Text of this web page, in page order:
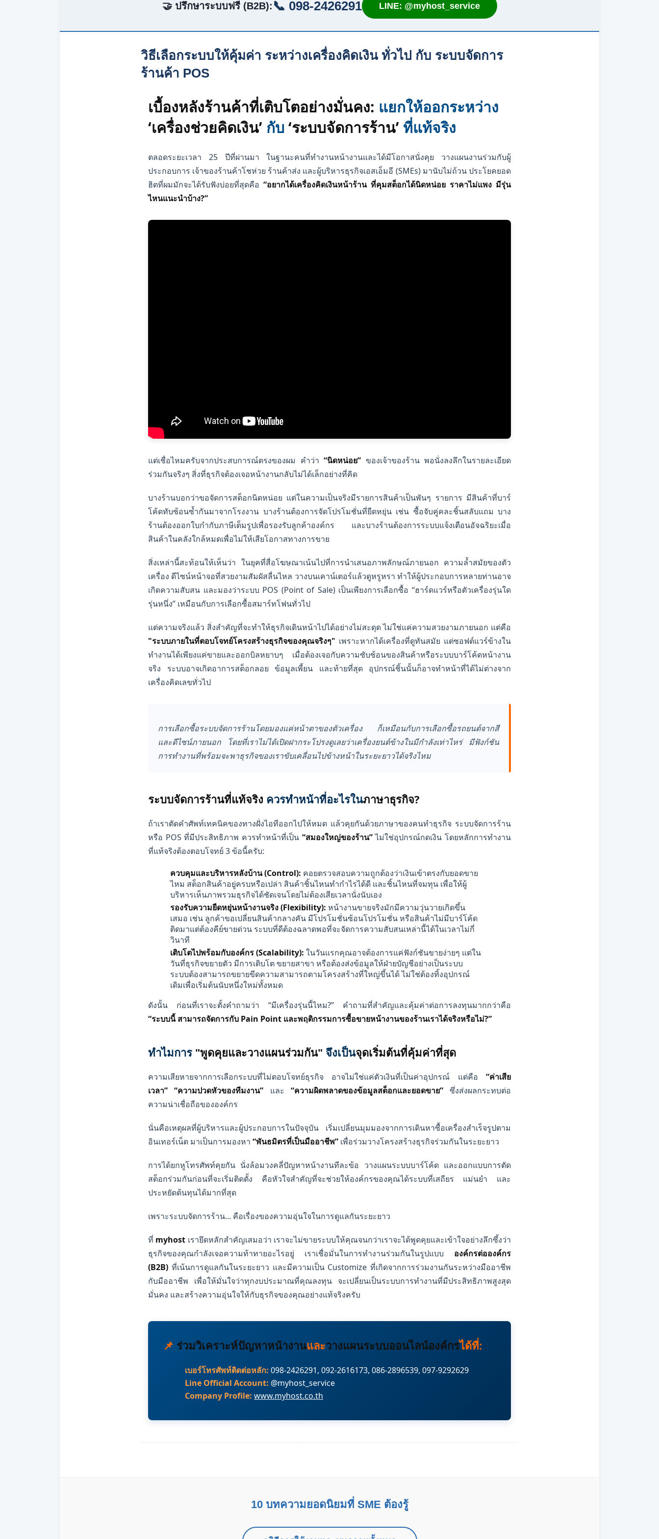
🤝 ปรึกษาระบบฟรี (B2B): 📞 098-2426291 LINE: @myhost_service
วิธีเลือกระบบให้คุ้มค่า ระหว่างเครื่องคิดเงิน ทั่วไป กับ ระบบจัดการ
ร้านค้า POS
เบื้องหลังร้านค้าที่เติบโตอย่างมั่นคง: แยกให้ออกระหว่าง
‘เครื่องช่วยคิดเงิน’ กับ‘ระบบจัดการร้าน’ ที่แท้จริง
ตลอดระยะเวลา 25 ปีที่ผ่านมา ในฐานะคนที่ทำงานหน้างานและได้มีโอกาสนั่งคุย วางแผนงานร่วมกับผู้
ประกอบการ เจ้าของร้านค้าโชห่วย ร้านค้าส่ง และผู้บริหารธุรกิจเอสเอ็มอี (SMEs) มานับไม่ถ้วน ประโยคยอด
ฮิตที่ผมมักจะได้รับฟังบ่อยที่สุดคือ “อยากได้เครื่องคิดเงินหน้าร้าน ที่คุมสต็อกได้นิดหน่อย ราคาไม่แพง มีรุ่น
ไหนแนะนำบ้าง?”
แต่เชื่อไหมครับจากประสบการณ์ตรงของผม คำว่า “นิดหน่อย” ของเจ้าของร้าน พอนั่งลงลึกในรายละเอียด
ร่วมกันจริงๆ สิ่งที่ธุรกิจต้องเจอหน้างานกลับไม่ได้เล็กอย่างที่คิด
บางร้านบอกว่าขอจัดการสต็อกนิดหน่อย แต่ในความเป็นจริงมีรายการสินค้าเป็นพันๆ รายการ มีสินค้าที่บาร์
โค้ดทับซ้อนซ้ำกันมาจากโรงงาน บางร้านต้องการจัดโปรโมชั่นที่ยืดหยุ่น เช่น ซื้อจับคู่คละชิ้นสลับแถม บาง
ร้านต้องออกใบกำกับภาษีเต็มรูปเพื่อรองรับลูกค้าองค์กร และบางร้านต้องการระบบแจ้งเตือนอัจฉริยะเมื่อ
สินค้าในคลังใกล้หมดเพื่อไม่ให้เสียโอกาสทางการขาย
สิ่งเหล่านี้สะท้อนให้เห็นว่า ในยุคที่สื่อโฆษณาเน้นไปที่การนำเสนอภาพลักษณ์ภายนอก ความล้ำสมัยของตัว
เครื่อง ดีไซน์หน้าจอที่สวยงามสัมผัสลื่นไหล วางบนเคาน์เตอร์แล้วดูหรูหรา ทำให้ผู้ประกอบการหลายท่านอาจ
เกิดความสับสน และมองว่าระบบ POS (Point of Sale) เป็นเพียงการเลือกซื้อ “ฮาร์ดแวร์หรือตัวเครื่องรุ่นใด
รุ่นหนึ่ง” เหมือนกับการเลือกซื้อสมาร์ทโฟนทั่วไป
แต่ความจริงแล้ว สิ่งสำคัญที่จะทำให้ธุรกิจเดินหน้าไปได้อย่างไม่สะดุด ไม่ใช่แค่ความสวยงามภายนอก แต่คือ
"ระบบภายในที่ตอบโจทย์โครงสร้างธุรกิจของคุณจริงๆ" เพราะหากได้เครื่องที่ดูทันสมัย แต่ซอฟต์แวร์ข้างใน
ทำงานได้เพียงแค่ขายและออกบิลหยาบๆ เมื่อต้องเจอกับความซับซ้อนของสินค้าหรือระบบบาร์โค้ดหน้างาน
จริง ระบบอาจเกิดอาการสต็อกลอย ข้อมูลเพี้ยน และท้ายที่สุด อุปกรณ์ชิ้นนั้นก็อาจทำหน้าที่ได้ไม่ต่างจาก
เครื่องคิดเลขทั่วไป
การเลือกซื้อระบบจัดการร้านโดยมองแค่หน้าตาของตัวเครื่อง ก็เหมือนกับการเลือกซื้อรถยนต์จากสี
และดีไซน์ภายนอก โดยที่เราไม่ได้เปิดฝากระโปรงดูเลยว่าเครื่องยนต์ข้างในมีกำลังเท่าไหร่ มีฟังก์ชัน
การทำงานที่พร้อมจะพาธุรกิจของเราขับเคลื่อนไปข้างหน้าในระยะยาวได้จริงไหม
ระบบจัดการร้านที่แท้จริง ควรทำหน้าที่อะไรในภาษาธุรกิจ?
ถ้าเราตัดคำศัพท์เทคนิคของทางฝั่งไอทีออกไปให้หมด แล้วคุยกันด้วยภาษาของคนทำธุรกิจ ระบบจัดการร้าน
หรือ POS ที่มีประสิทธิภาพ ควรทำหน้าที่เป็น “สมองใหญ่ของร้าน”ไม่ใช่อุปกรณ์กดเงิน โดยหลักการทำงาน
ที่แท้จริงต้องตอบโจทย์ 3 ข้อนี้ครับ:
ควบคุมและบริหารหลังบ้าน (Control): คอยตรวจสอบความถูกต้องว่าเงินเข้าตรงกับยอดขาย
ไหม สต็อกสินค้าอยู่ครบหรือเปล่า สินค้าชิ้นไหนทำกำไรได้ดี และชิ้นไหนที่จมทุน เพื่อให้ผู้
บริหารเห็นภาพรวมธุรกิจได้ชัดเจนโดยไม่ต้องเสียเวลานั่งนับเอง
รองรับความยืดหยุ่นหน้างานจริง (Flexibility): หน้างานขายจริงมักมีความวุ่นวายเกิดขึ้น
เสมอ เช่น ลูกค้าขอเปลี่ยนสินค้ากลางคัน มีโปรโมชั่นซ้อนโปรโมชั่น หรือสินค้าไม่มีบาร์โค้ด
ติดมาแต่ต้องคีย์ขายด่วน ระบบที่ดีต้องฉลาดพอที่จะจัดการความสับสนเหล่านี้ได้ในเวลาไม่กี่
วินาที
เติบโตไปพร้อมกับองค์กร (Scalability): ในวันแรกคุณอาจต้องการแค่ฟังก์ชันขายง่ายๆ แต่ใน
วันที่ธุรกิจขยายตัว มีการเติบโต ขยายสาขา หรือต้องส่งข้อมูลให้ฝ่ายบัญชีอย่างเป็นระบบ
ระบบต้องสามารถขยายขีดความสามารถตามโครงสร้างที่ใหญ่ขึ้นได้ ไม่ใช่ต้องทิ้งอุปกรณ์
เดิมเพื่อเริ่มต้นนับหนึ่งใหม่ทั้งหมด
ดังนั้น ก่อนที่เราจะตั้งคำถามว่า “มีเครื่องรุ่นนี้ไหม?” คำถามที่สำคัญและคุ้มค่าต่อการลงทุนมากกว่าคือ
“ระบบนี้ สามารถจัดการกับ Pain Point และพฤติกรรมการซื้อขายหน้างานของร้านเราได้จริงหรือไม่?”
ทำไมการ "พูดคุยและวางแผนร่วมกัน" จึงเป็นจุดเริ่มต้นที่คุ้มค่าที่สุด
ความเสียหายจากการเลือกระบบที่ไม่ตอบโจทย์ธุรกิจ อาจไม่ใช่แค่ตัวเงินที่เป็นค่าอุปกรณ์ แต่คือ “ค่าเสีย
เวลา”
“ความปวดหัวของทีมงาน” และ “ความผิดพลาดของข้อมูลสต็อกและยอดขาย”ซึ่งส่งผลกระทบต่อ
ความน่าเชื่อถือขององค์กร
นั่นคือเหตุผลที่ผู้บริหารและผู้ประกอบการในปัจจุบัน เริ่มเปลี่ยนมุมมองจากการเดินหาซื้อเครื่องสำเร็จรูปตาม
อินเทอร์เน็ต มาเป็นการมองหา “พันธมิตรที่เป็นมืออาชีพ” เพื่อร่วมวางโครงสร้างธุรกิจร่วมกันในระยะยาว
การได้ยกหูโทรศัพท์คุยกัน นั่งล้อมวงคลี่ปัญหาหน้างานทีละข้อ วางแผนระบบบาร์โค้ด และออกแบบการตัด
สต็อกร่วมกันก่อนที่จะเริ่มติดตั้ง คือหัวใจสำคัญที่จะช่วยให้องค์กรของคุณได้ระบบที่เสถียร แม่นยำ และ
ประหยัดต้นทุนได้มากที่สุด
เพราะระบบจัดการร้าน... คือเรื่องของความอุ่นใจในการดูแลกันระยะยาว
ที่ myhost เรายึดหลักสำคัญเสมอว่า เราจะไม่ขายระบบให้คุณจนกว่าเราจะได้พูดคุยและเข้าใจอย่างลึกซึ้งว่า
ธุรกิจของคุณกำลังเจอความท้าทายอะไรอยู่ เราเชื่อมั่นในการทำงานร่วมกันในรูปแบบ องค์กรต่อองค์กร
(B2B) ที่เน้นการดูแลกันในระยะยาว และมีความเป็น Customize ที่เกิดจากการร่วมงานกันระหว่างมืออาชีพ
กับมืออาชีพ เพื่อให้มั่นใจว่าทุกงบประมาณที่คุณลงทุน จะเปลี่ยนเป็นระบบการทำงานที่มีประสิทธิภาพสูงสุด
มั่นคง และสร้างความอุ่นใจให้กับธุรกิจของคุณอย่างแท้จริงครับ
📌 ร่วมวิเคราะห์ปัญหาหน้างานและวางแผนระบบออนไลน์องค์กรได้ที่:
เบอร์โทรศัพท์ติดต่อหลัก: 098-2426291, 092-2616173, 086-2896539, 097-9292629
Line Official Account: @myhost_service
Company Profile: www.myhost.co.th
10 บทความยอดนิยมที่ SME ต้องรู้